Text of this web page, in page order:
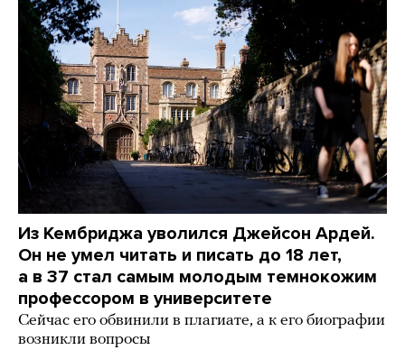
Из Кембриджа уволился Джейсон Ардей.
Он не умел читать и писать до 18 лет,
а в 37 стал самым молодым темнокожим
профессором в университете
Сейчас его обвинили в плагиате, а к его биографии
возникли вопросы